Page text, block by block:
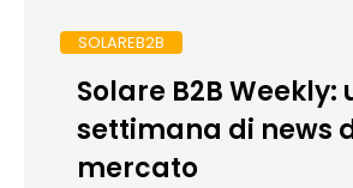
SOLAREB2B
Solare B2B Weekly:
settimana di news
mercato